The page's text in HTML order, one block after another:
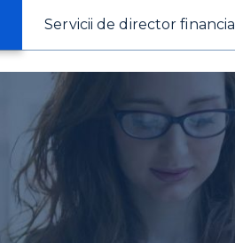
Servicii de director